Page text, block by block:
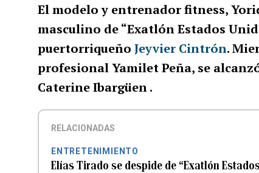
El modelo y entrenador fitness,
masculino de “Exatlón Estados
puertorriqueñoJeyvier Cintrón.
profesional Yamilet Peña, se
Caterine Ibargüen .
RELACIONADAS
ENTRETENIMIENTO
Elías Tirado se despide de “Exatlón